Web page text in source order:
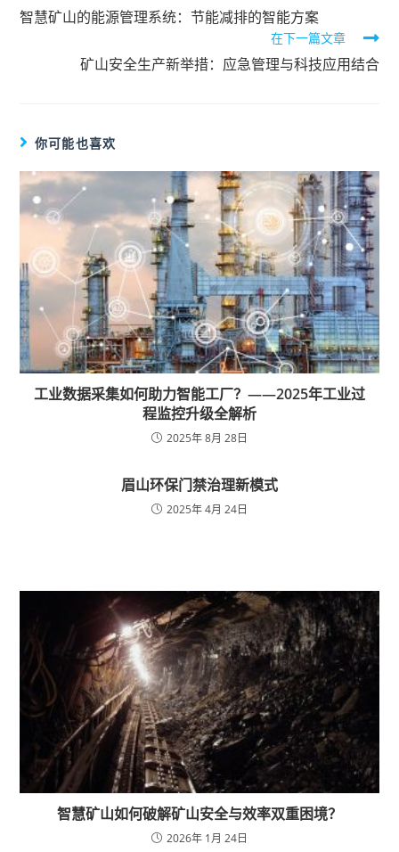
智慧矿山的能源管理系统：节能减排的智能方案
在下一篇文章
矿山安全生产新举措：应急管理与科技应用结合
你可能也喜欢
工业数据采集如何助力智能工厂？——2025年工业过
程监控升级全解析
2025年 8月 28日
眉山环保门禁治理新模式
2025年 4月 24日
智慧矿山如何破解矿山安全与效率双重困境？
2026年 1月 24日